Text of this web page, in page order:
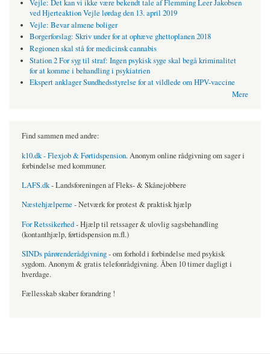
Vejle: Det kan vi ikke være bekendt tale af Flemming Leer Jakobsen
ved Hjerteaktion Vejle lørdag den 13. april 2019
Vejle: Bevar almene boliger
Borgerforslag: Skriv under for at ophæve ghettoplanen 2018
Regionen skal stå for medicinsk cannabis
Station 2 For syg til straf: Ingen psykisk syge skal begå kriminalitet
for at komme i behandling i psykiatrien
Ekspert anklager Sundhedsstyrelse for at vildlede om HPV-vaccine
Mere
Find sammen med andre:
k10.dk - Flexjob & Førtidspension. Anonym online rådgivning om sager i
forbindelse med kommuner.
LAFS.dk- Landsforeningen af Fleks- & Skånejobbere
Næstehjælperne - Netværk for protest & praktisk hjælp
For Retssikerhed- Hjælp til retssager & ulovlig sagsbehandling
(kontanthjælp, førtidspension m.fl.)
SINDs pårørenderådgivning- om forhold i forbindelse med psykisk
sygdom. Anonym & gratis telefonrådgivning. Åben 10 timer dagligt i
hverdage.
Fællesskab skaber forandring !